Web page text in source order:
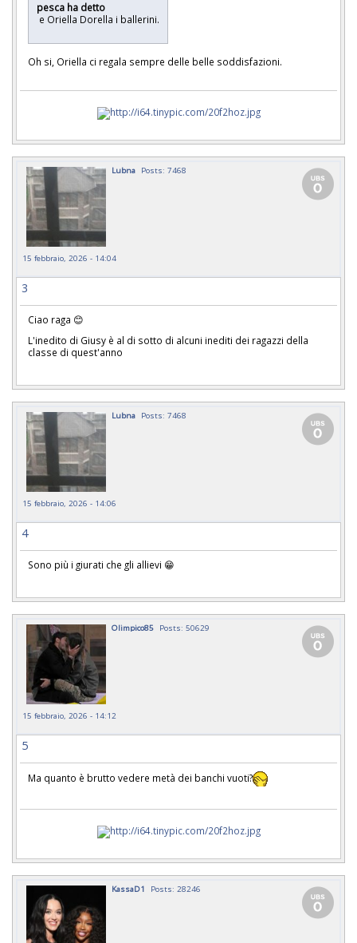
pesca ha detto
e Oriella Dorella i ballerini.
Oh si, Oriella ci regala sempre delle belle soddisfazioni.
Lubna Posts: 7468
15 febbraio, 2026 - 14:04
3
Ciao raga 😊
L'inedito di Giusy è al di sotto di alcuni inediti dei ragazzi della
classe di quest'anno
Lubna Posts: 7468
15 febbraio, 2026 - 14:06
4
Sono più i giurati che gli allievi 😁
Olimpico85 Posts: 50629
15 febbraio, 2026 - 14:12
5
Ma quanto è brutto vedere metà dei banchi vuoti?
KassaD1 Posts: 28246